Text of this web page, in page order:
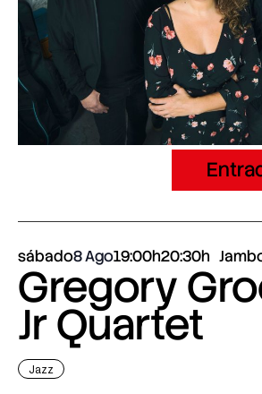
sábado8 Ago19:00h20:30h
Gregory
Jr Quartet
Jazz